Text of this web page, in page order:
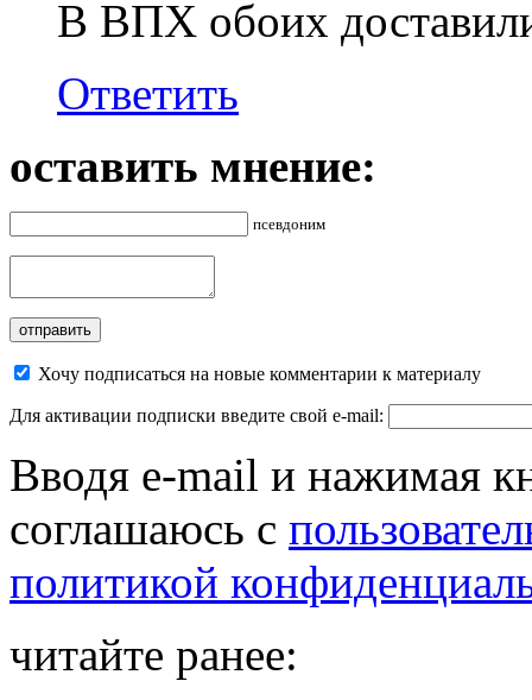
В ВПХ обоих
Ответить
оставить мнение:
псевдоним
Хочу подписаться на новые комментарии к материалу
Для активации подписки введите свой e-mail:
Вводя e-mail и нажимая
соглашаюсь с
политикой
читайте ранее: